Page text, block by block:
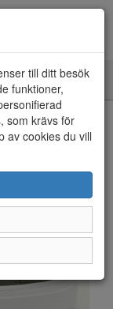
till ditt besök
funktioner,
som krävs för
av cookies du vill